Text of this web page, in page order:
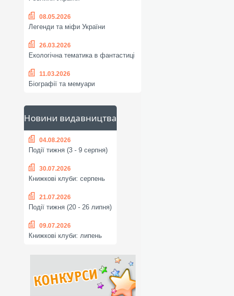
08.05.2026
Легенди та міфи України
26.03.2026
Екологічна тематика в фантастиці
11.03.2026
Біографії та мемуари
Новини видавництва
04.08.2026
Події тижня (3 - 9 серпня)
30.07.2026
Книжкові клуби: серпень
21.07.2026
Події тижня (20 - 26 липня)
09.07.2026
Книжкові клуби: липень